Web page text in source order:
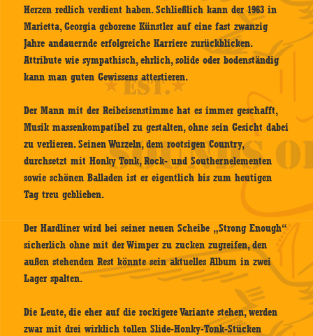
Herzen redlich verdient haben. Schließlich kann der 1963 in
Marietta, Georgia geborene Künstler auf eine fast zwanzig
Jahre andauernde erfolgreiche Karriere zurückblicken.
Attribute wie sympathisch, ehrlich, solide oder bodenständig
kann man guten Gewissens attestieren.
Der Mann mit der Reibeisenstimme hat es immer geschafft,
Musik massenkompatibel zu gestalten, ohne sein Gesicht dabei
zu verlieren. Seinen Wurzeln, dem rootsigen Country,
durchsetzt mit Honky Tonk, Rock- und Southernelementen
sowie schönen Balladen ist er eigentlich bis zum heutigen
Tag treu geblieben.
Der Hardliner wird bei seiner neuen Scheibe „Strong Enough“
sicherlich ohne mit der Wimper zu zucken zugreifen, den
außen stehenden Rest könnte sein aktuelles Album in zwei
Lager spalten.
Die Leute, die eher auf die rockigere Variante stehen, werden
zwar mit drei wirklich tollen Slide-Honky-Tonk-Stücken